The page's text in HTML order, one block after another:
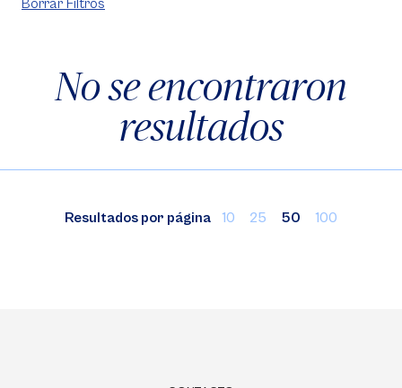
Borrar Filtros
No se encontraron
resultados
Resultados por página 10 25 50 100